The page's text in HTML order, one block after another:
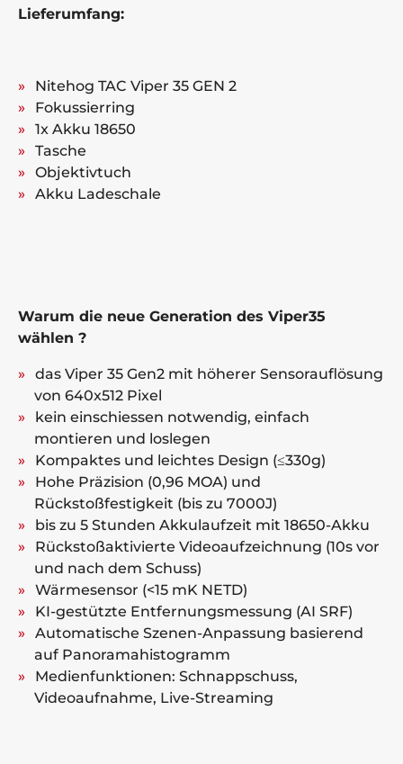
Lieferumfang:
Nitehog TAC Viper 35 GEN 2
Fokussierring
1x Akku 18650
Tasche
Objektivtuch
Akku Ladeschale
Warum die neue Generation des Viper35
wählen ?
das Viper 35 Gen2 mit höherer Sensorauflösung
von 640x512 Pixel
kein einschiessen notwendig, einfach
montieren und loslegen
Kompaktes und leichtes Design (≤330g)
Hohe Präzision (0,96 MOA) und
Rückstoßfestigkeit (bis zu 7000J)
bis zu 5 Stunden Akkulaufzeit mit 18650-Akku
Rückstoßaktivierte Videoaufzeichnung (10s vor
und nach dem Schuss)
Wärmesensor (<15 mK NETD)
KI-gestützte Entfernungsmessung (AI SRF)
Automatische Szenen-Anpassung basierend
auf Panoramahistogramm
Medienfunktionen: Schnappschuss,
Videoaufnahme, Live-Streaming